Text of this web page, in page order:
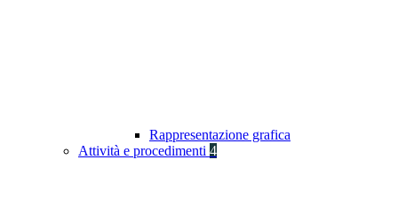
Rappresentazione grafica
Attività e procedimenti 4